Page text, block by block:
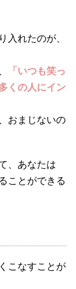
入れたのが、
「いつも笑っ
くの人にイン
おまじないの
、あなたは
ことができる
こなすことが